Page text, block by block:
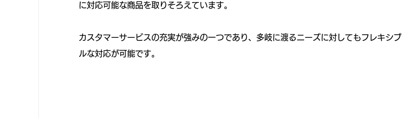
に対応可能な商品を取りそろえています。
カスタマーサービスの充実が強みの一つであり、多岐に渡るニーズに対してもフレキシブ
ルな対応が可能です。